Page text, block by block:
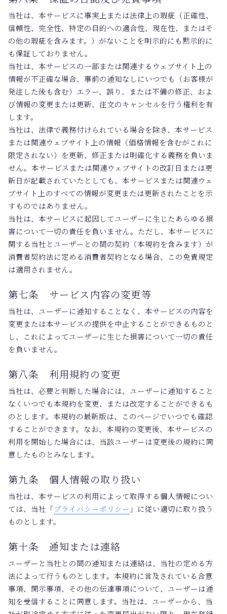
当社は、本サービスに事実上または法律上の瑕疵（正確性、
信頼性、完全性、特定の目的への適合性、現在性、またはそ
の他の瑕疵を含みます。）がないことを明示的にも黙示的に
も保証しておりません。
当社は、本サービスの一部または関連するウェブサイト上の
情報が不正確な場合、事前の通知なしにいつでも（お客様が
発注した後も含む）エラー、誤り、または不備の修正、およ
び情報の変更または更新、注文のキャンセルを行う権利を有
します。
当社は、法律で義務付けられている場合を除き、本サービス
または関連ウェブサイト上の情報（価格情報を含むがこれに
限定されない）を更新、修正または明確化する義務を負いま
せん。本サービスまたは関連ウェブサイトの改訂日または更
新日が記載されていたとしても、本サービスまたは関連ウェ
ブサイト上のすべての情報が変更または更新されたことを示
すものではありません。
当社は、本サービスに起因してユーザーに生じたあらゆる損
害について一切の責任を負いません。ただし、本サービスに
関する当社とユーザーとの間の契約（本規約を含みます）が
消費者契約法に定める消費者契約となる場合、この免責規定
は適用されません。
第七条 サービス内容の変更等
当社は、ユーザーに通知することなく、本サービスの内容を
変更または本サービスの提供を中止することができるものと
し、これによってユーザーに生じた損害について一切の責任
を負いません。
第八条 利用規約の変更
当社は、必要と判断した場合には、ユーザーに通知すること
なくいつでも本規約を変更、または改定することができるも
のとします。本規約の最新版は、このページでいつでも確認
することができます。なお、本規約の変更後、本サービスの
利用を開始した場合には、当該ユーザーは変更後の規約に同
意したものとみなします。
第九条 個人情報の取り扱い
当社は、本サービスの利用によって取得する個人情報につい
ては、当社「プライバシーポリシー 」に従い適切に取り扱う
ものとします。
第十条 通知または連絡
ユーザーと当社との間の通知または連絡は、当社の定める方
法によって行うものとします。本規約に言及されている合意
事項、開示事項、その他の伝達事項について、ユーザーは通
知を受信することに同意します。当社は、ユーザーから、当